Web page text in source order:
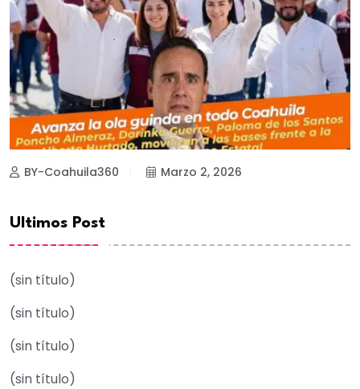
BY-Coahuila360 Marzo 2, 2026
Ultimos Post
(sin título)
(sin título)
(sin título)
(sin título)